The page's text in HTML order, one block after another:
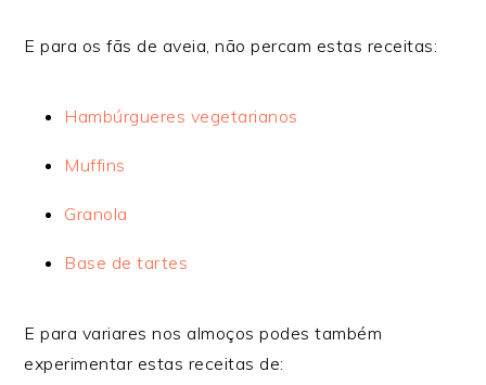
E para os fãs de aveia, não percam estas receitas:
Hambúrgueres vegetarianos
Muffins
Granola
Base de tartes
E para variares nos almoços podes também
experimentar estas receitas de: